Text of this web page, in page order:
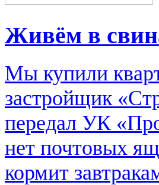
Живём в
Мы купили
застройщик
передал УК
нет почтовых
кормит